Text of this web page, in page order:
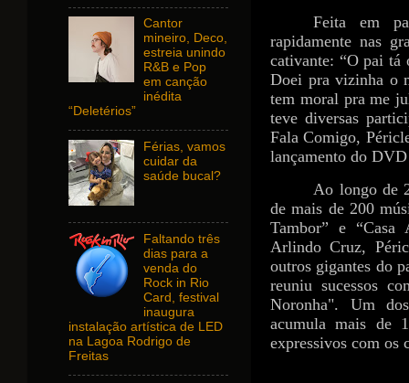
Feita em
rapidamente nas
cativante: “O pai tá
Doei pra vizinha o
tem moral pra me
teve diversas
Fala Comigo,
lançamento do
Ao longo de
de mais de 200
Tambor” e “Casa
Arlindo Cruz,
outros gigantes do
reuniu sucessos
Noronha". Um
acumula mais de
expressivos com
Cantor
mineiro, Deco,
estreia unindo
R&B e Pop
em canção
inédita
“Deletérios”
Férias, vamos
cuidar da
saúde bucal?
Faltando três
dias para a
venda do
Rock in Rio
Card, festival
inaugura
instalação artística de LED
na Lagoa Rodrigo de
Freitas